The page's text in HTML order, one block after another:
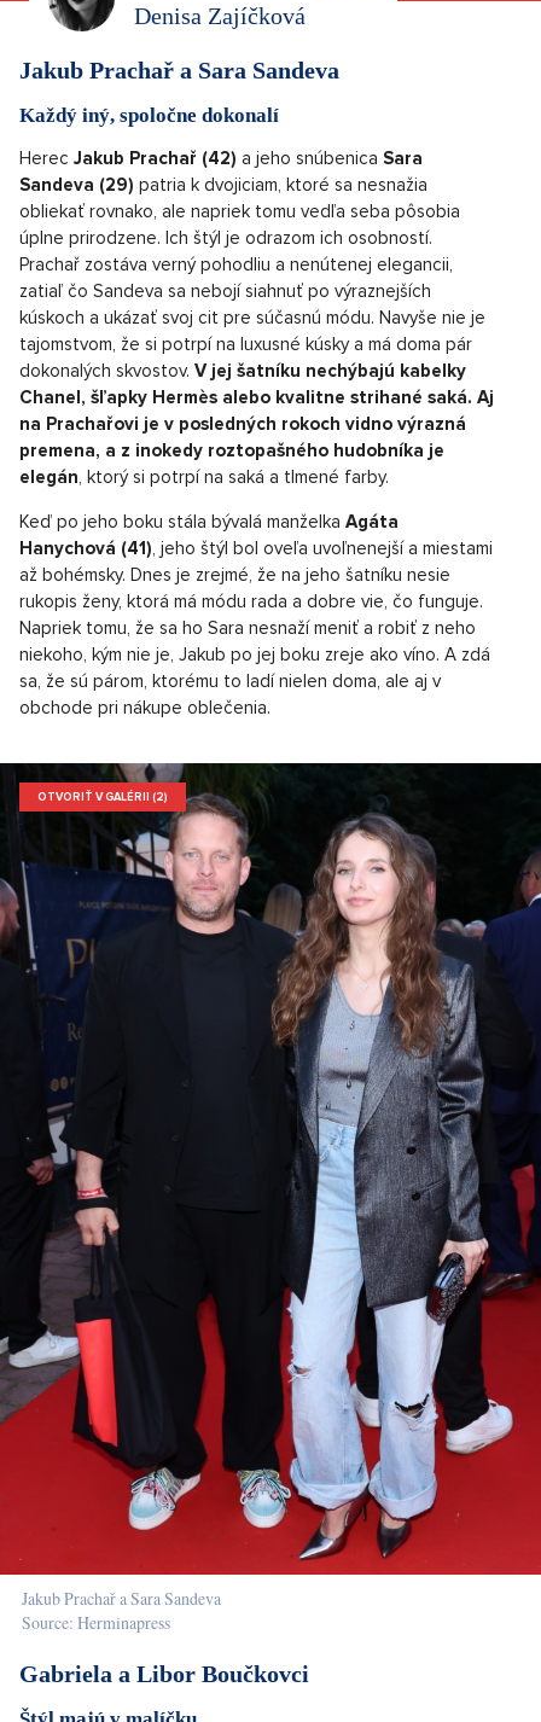
Denisa Zajíčková
Jakub Prachař a Sara Sandeva
Každý iný, spoločne dokonalí
Herec Jakub Prachař (42) a jeho snúbenica Sara
Sandeva (29) patria k dvojiciam, ktoré sa nesnažia
obliekať rovnako, ale napriek tomu vedľa seba pôsobia
úplne prirodzene. Ich štýl je odrazom ich osobností.
Prachař zostáva verný pohodliu a nenútenej elegancii,
zatiaľ čo Sandeva sa nebojí siahnuť po výraznejších
kúskoch a ukázať svoj cit pre súčasnú módu. Navyše nie je
tajomstvom, že si potrpí na luxusné kúsky a má doma pár
dokonalých skvostov. V jej šatníku nechýbajú kabelky
Chanel, šľapky Hermès alebo kvalitne strihané saká. Aj
na Prachařovi je v posledných rokoch vidno výrazná
premena, a z inokedy roztopašného hudobníka je
elegán, ktorý si potrpí na saká a tlmené farby.
Keď po jeho boku stála bývalá manželka Agáta
Hanychová (41), jeho štýl bol oveľa uvoľnenejší a miestami
až bohémsky. Dnes je zrejmé, že na jeho šatníku nesie
rukopis ženy, ktorá má módu rada a dobre vie, čo funguje.
Napriek tomu, že sa ho Sara nesnaží meniť a robiť z neho
niekoho, kým nie je, Jakub po jej boku zreje ako víno. A zdá
sa, že sú párom, ktorému to ladí nielen doma, ale aj v
obchode pri nákupe oblečenia.
OTVORIŤ V GALÉRII (2)
Jakub Prachař a Sara Sandeva
Source: Herminapress
Gabriela a Libor Boučkovci